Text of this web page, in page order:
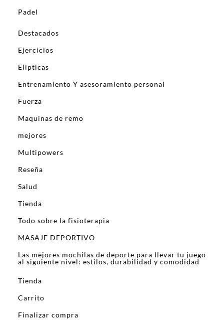
Padel
Destacados
Ejercicios
Elipticas
Entrenamiento Y asesoramiento personal
Fuerza
Maquinas de remo
mejores
Multipowers
Reseña
Salud
Tienda
Todo sobre la fisioterapia
MASAJE DEPORTIVO
Las mejores mochilas de deporte para llevar tu juego
al siguiente nivel: estilos, durabilidad y comodidad
Tienda
Carrito
Finalizar compra